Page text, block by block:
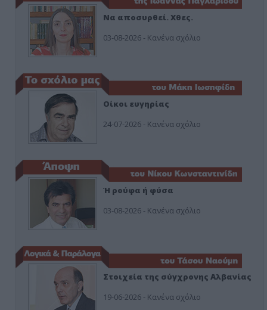
Να αποσυρθεί. Χθες.
03-08-2026 - Κανένα σχόλιο
Οίκοι ευγηρίας
24-07-2026 - Κανένα σχόλιο
Ή ρούφα ή φύσα
03-08-2026 - Κανένα σχόλιο
Στοιχεία της σύγχρονης Αλβανίας
19-06-2026 - Κανένα σχόλιο